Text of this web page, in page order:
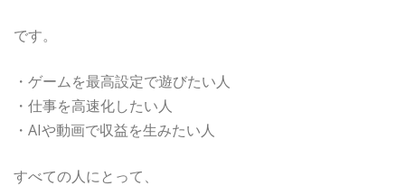
です。
・ゲームを最高設定で遊びたい人
・仕事を高速化したい人
・AIや動画で収益を生みたい人
すべての人にとって、